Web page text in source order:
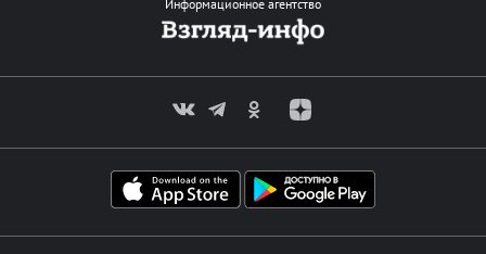
Информационное агентство